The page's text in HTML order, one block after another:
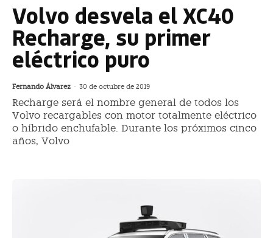
Volvo desvela el XC40
Recharge, su primer
eléctrico puro
Fernando Álvarez - 30 de octubre de 2019
Recharge será el nombre general de todos los
Volvo recargables con motor totalmente eléctrico
o híbrido enchufable. Durante los próximos cinco
años, Volvo